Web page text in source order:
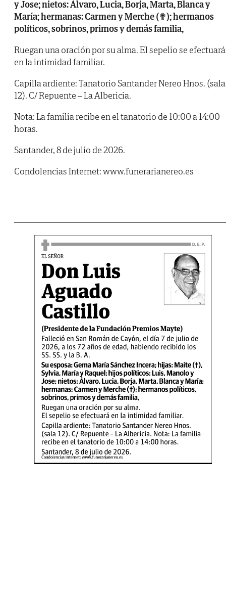
y Jose; nietos: Álvaro, Lucia, Borja, Marta, Blanca y
María; hermanas: Carmen y Merche (✟); hermanos
políticos, sobrinos, primos y demás familia,
Ruegan una oración por su alma. El sepelio se efectuará
en la intimidad familiar.
Capilla ardiente: Tanatorio Santander Nereo Hnos. (sala
12). C/ Repuente – La Albericia.
Nota: La familia recibe en el tanatorio de 10:00 a 14:00
horas.
Santander, 8 de julio de 2026.
Condolencias Internet: www.funerarianereo.es